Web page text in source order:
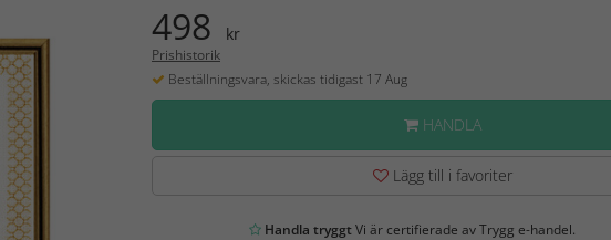
498 kr
Prishistorik
Beställningsvara, skickas tidigast 17 Aug
HANDLA
Lägg till i favoriter
Handla tryggtVi är certifierade av Trygg e-handel.